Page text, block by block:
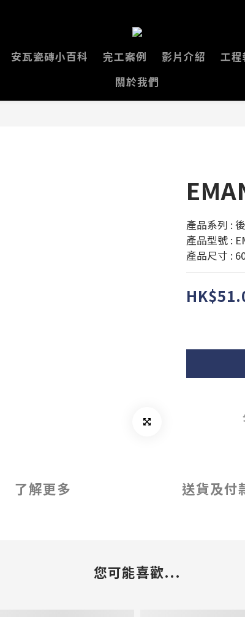
安瓦瓷磚小百科 完工案例 影片介紹 工程
關於我們
產品系列 :
產品型號 :
產品尺寸 :
了解更多 送貨及付
您可能喜歡...